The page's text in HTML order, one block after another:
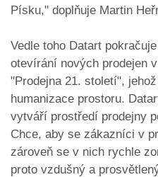
Písku," doplňuje Martin
Vedle toho Datart
otevírání nových prodejen
"Prodejna 21. století",
humanizace prostoru.
vytváří prostředí prodejny
Chce, aby se zákazníci v
zároveň se v nich rychle
proto vzdušný a